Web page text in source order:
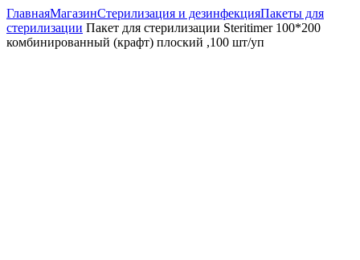
ГлавнаяМагазинСтерилизация и дезинфекцияПакеты для
стерилизации Пакет для стерилизации Steritimer 100*200
комбинированный (крафт) плоский ,100 шт/уп